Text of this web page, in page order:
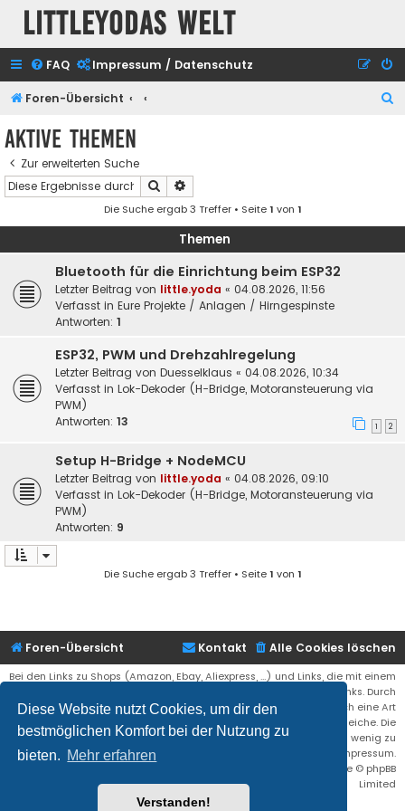
Diese Website nutzt Cookies, um dir den
bestmöglichen Komfort bei der Nutzung zu
bieten. Mehr erfahren
Verstanden!
Littleyodas Welt
FAQ Impressum / Datenschutz
Foren-Übersicht
Aktive Themen
Zur erweiterten Suche
Suche
Die Suche ergab 3 Treffer • Seite1 von 1
Themen
Bluetooth für die Einrichtung beim ESP32
Letzter Beitrag von little.yoda « 04.08.2026, 11:56
Verfasst in Eure Projekte / Anlagen / Hirngespinste
Antworten: 1
ESP32, PWM und Drehzahlregelung
Letzter Beitrag von Duesselklaus « 04.08.2026, 10:34
Verfasst in Lok-Dekoder (H-Bridge, Motoransteuerung via
PWM)
Antworten: 13 1 2
Setup H-Bridge + NodeMCU
Letzter Beitrag von little.yoda « 04.08.2026, 09:10
Verfasst in Lok-Dekoder (H-Bridge, Motoransteuerung via
PWM)
Antworten: 9
Die Suche ergab 3 Treffer • Seite1 von 1
Foren-Übersicht Alle Cookies löschen
Kontakt
Bei den Links zu Shops (Amazon, Ebay, Aliexpress, ...) und Links, die mit einem
Stern (*) markiert sind, kann es sich um sogenannte Affiliate Links. Durch
den Kauf eines Produktes über einen Affiliate Link erhälte ich eine Art
Umsatzbeteiligung gutgeschrieben. Für euch bleibt der Preis der gleiche. Die
Einnahmen helfen die Hostgebühren für diese Webseite ein wenig zu
reduzieren. Siehe auch das Impressum.
® Forum Software © phpBB
Limited